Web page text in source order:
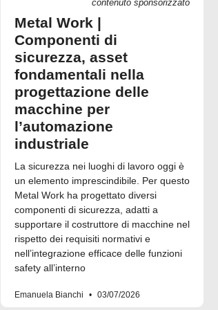
contenuto sponsorizzato
Metal Work |
Componenti di
sicurezza, asset
fondamentali nella
progettazione delle
macchine per
l’automazione
industriale
La sicurezza nei luoghi di lavoro oggi è
un elemento imprescindibile. Per questo
Metal Work ha progettato diversi
componenti di sicurezza, adatti a
supportare il costruttore di macchine nel
rispetto dei requisiti normativi e
nell’integrazione efficace delle funzioni
safety all’interno
Emanuela Bianchi 03/07/2026